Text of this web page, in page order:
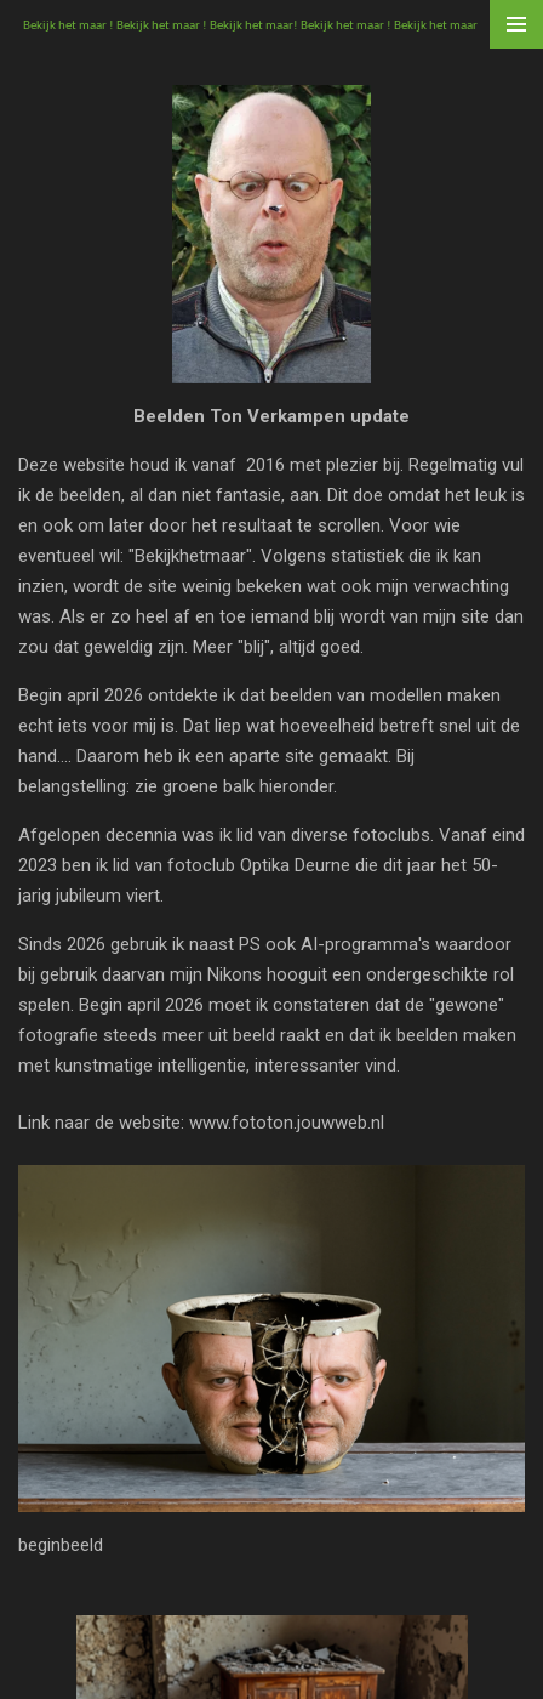
Ga
Bekijk het maar ! Bekijk het maar ! Bekijk het maar! Bekijk het maar ! Bekijk het maar
Beelden Ton Verkampen update
Deze website houd ik vanaf 2016 met plezier bij. Regelmatig vul
ik de beelden, al dan niet fantasie, aan. Dit doe omdat het leuk is
en ook om later door het resultaat te scrollen. Voor wie
eventueel wil: "Bekijkhetmaar". Volgens statistiek die ik kan
inzien, wordt de site weinig bekeken wat ook mijn verwachting
was. Als er zo heel af en toe iemand blij wordt van mijn site dan
zou dat geweldig zijn. Meer "blij", altijd goed.
Begin april 2026 ontdekte ik dat beelden van modellen maken
echt iets voor mij is. Dat liep wat hoeveelheid betreft snel uit de
hand.... Daarom heb ik een aparte site gemaakt. Bij
belangstelling: zie groene balk hieronder.
Afgelopen decennia was ik lid van diverse fotoclubs. Vanaf eind
2023 ben ik lid van fotoclub Optika Deurne die dit jaar het 50-
jarig jubileum viert.
Sinds 2026 gebruik ik naast PS ook AI-programma's waardoor
bij gebruik daarvan mijn Nikons hooguit een ondergeschikte rol
spelen. Begin april 2026 moet ik constateren dat de "gewone"
fotografie steeds meer uit beeld raakt en dat ik beelden maken
met kunstmatige intelligentie, interessanter vind.
Link naar de website: www.fototon.jouwweb.nl
beginbeeld